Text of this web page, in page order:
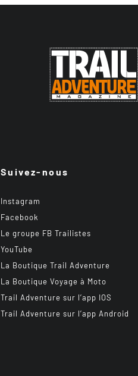
Suivez-nous
Instagram
Facebook
Le groupe FB Trailistes
YouTube
La Boutique Trail Adventure
La Boutique Voyage à Moto
Trail Adventure sur l’app IOS
Trail Adventure sur l’app Android